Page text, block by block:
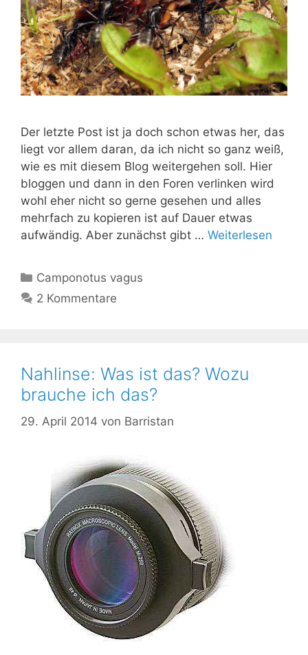
Der letzte Post ist ja doch schon etwas her, das
liegt vor allem daran, da ich nicht so ganz weiß,
wie es mit diesem Blog weitergehen soll. Hier
bloggen und dann in den Foren verlinken wird
wohl eher nicht so gerne gesehen und alles
mehrfach zu kopieren ist auf Dauer etwas
aufwändig. Aber zunächst gibt … Weiterlesen
Kategorien
Camponotus vagus
2 Kommentare
Nahlinse: Was ist das? Wozu
brauche ich das?
29. April 2014 von Barristan